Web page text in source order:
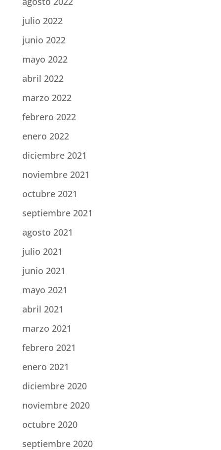
julio 2022
junio 2022
mayo 2022
abril 2022
marzo 2022
febrero 2022
enero 2022
diciembre 2021
noviembre 2021
octubre 2021
septiembre 2021
agosto 2021
julio 2021
junio 2021
mayo 2021
abril 2021
marzo 2021
febrero 2021
enero 2021
diciembre 2020
noviembre 2020
octubre 2020
septiembre 2020